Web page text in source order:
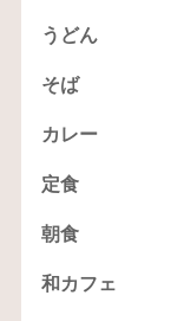
うどん
そば
カレー
定食
朝食
和カフェ